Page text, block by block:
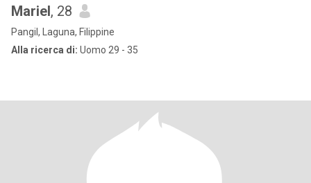
Mariel, 28
Pangil, Laguna, Filippine
Alla ricerca di: Uomo 29 - 35